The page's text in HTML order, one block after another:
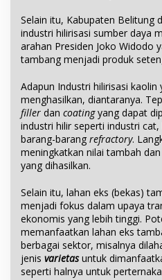
Selain itu, Kabupaten Belitung
industri hilirisasi sumber daya
arahan Presiden Joko Widodo
tambang menjadi produk
Adapun Industri hilirisasi
menghasilkan, diantaranya.
filler dan coatingyang dapat
industri hilir seperti industri
barang-barang refractory.
meningkatkan nilai tambah
yang dihasilkan.
Selain itu, lahan eks (bekas)
menjadi fokus dalam upaya
ekonomis yang lebih tinggi.
memanfaatkan lahan eks
berbagai sektor, misalnya
jenis varietasuntuk
seperti halnya untuk